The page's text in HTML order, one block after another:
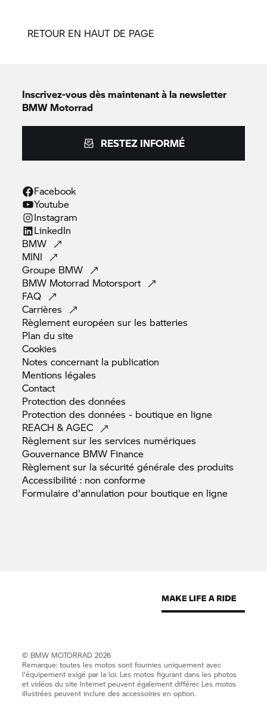
RETOUR EN HAUT DE PAGE
Inscrivez-vous dès maintenant à la newsletter
BMW Motorrad
RESTEZ INFORMÉ
Facebook
Youtube
Instagram
LinkedIn
BMW
MINI
Groupe BMW
BMW Motorrad Motorsport
FAQ
Carrières
Règlement européen sur les batteries
Plan dusite
Cookies
Notes concernant la publication
Mentions légales
Contact
Protection desdonnées
Protection des données - boutique en ligne
REACH &AGEC
Règlement sur les services numériques
Gouvernance BMW Finance
Règlement sur la sécurité générale des produits
Accessibilité : nonconforme
Formulaire d'annulation pour boutique en ligne
© BMW MOTORRAD 2026
Remarque: toutes les motos sont fournies uniquement avec
l'équipement exigé par la loi. Les motos figurant dans les photos
et vidéos du site Internet peuvent également différer. Les motos
illustrées peuvent inclure des accessoires en option.